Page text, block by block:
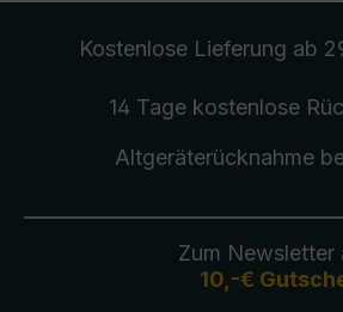
Kostenlose Lieferung ab
14 Tage kostenlose
Altgeräterücknahme
Zum Newsletter
10,-€